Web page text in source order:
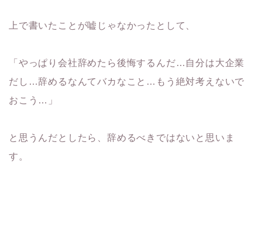
上で書いたことが嘘じゃなかったとして、
「やっぱり会社辞めたら後悔するんだ…自分は大企業
だし…辞めるなんてバカなこと…もう絶対考えないで
おこう…」
と思うんだとしたら、辞めるべきではないと思いま
す。